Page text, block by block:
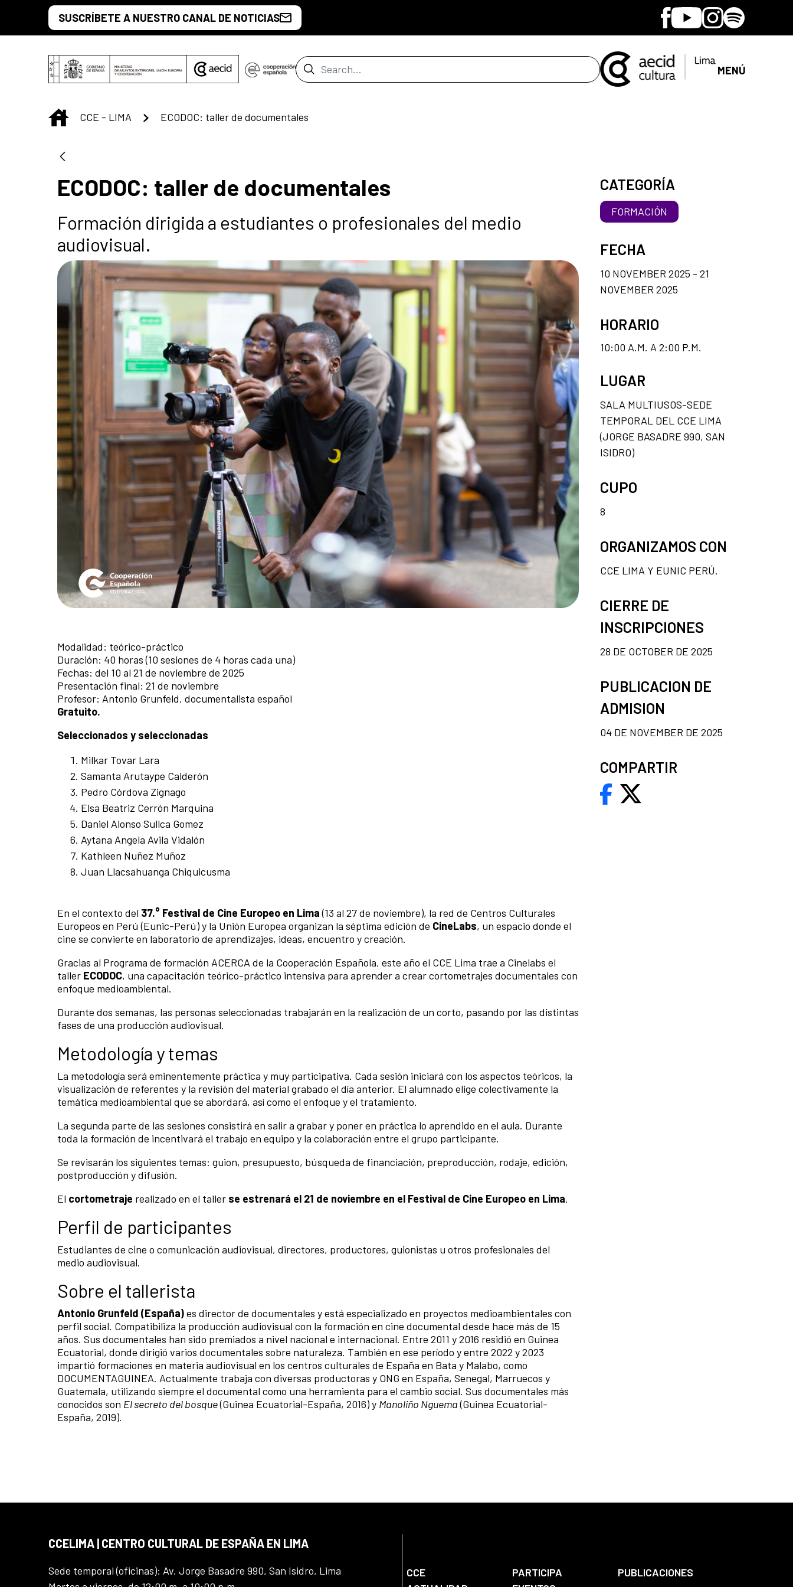
Skip to Main ContentSUSCRÍBETE A NUESTRO CANAL DE NOTICIAS Facebook
YoutubeInstagram
Spotify
Search Bar MENÚ
INICIO
CCE - LIMA ECODOC: taller de documentales
ECODOC: taller de documentales
Formación dirigida a estudiantes o profesionales del medio
audiovisual.
Modalidad: teórico-práctico
Duración: 40 horas (10 sesiones de 4 horas cada una)
Fechas: del 10 al 21 de noviembre de 2025
Presentación final: 21 de noviembre
Profesor: Antonio Grunfeld, documentalista español
Gratuito.
Seleccionados y seleccionadas
Milkar Tovar Lara
Samanta Arutaype Calderón
Pedro Córdova Zignago
Elsa Beatriz Cerrón Marquina
Daniel Alonso Sullca Gomez
Aytana Angela Avila Vidalón
Kathleen Nuñez Muñoz
Juan Llacsahuanga Chiquicusma
En el contexto del 37.° Festival de Cine Europeo en Lima(13 al 27 de noviembre), la red de Centros Culturales
Europeos en Perú (Eunic-Perú) y la Unión Europea organizan la séptima edición de CineLabs, un espacio donde el
cine se convierte en laboratorio de aprendizajes, ideas, encuentro y creación.
Gracias al Programa de formación ACERCA de la Cooperación Española, este año el CCE Lima trae a Cinelabs el
taller ECODOC, una capacitación teórico-práctico intensiva para aprender a crear cortometrajes documentales con
enfoque medioambiental.
Durante dos semanas, las personas seleccionadas trabajarán en la realización de un corto, pasando por las distintas
fases de una producción audiovisual.
Metodología y temas
La metodología será eminentemente práctica y muy participativa. Cada sesión iniciará con los aspectos teóricos, la
visualización de referentes y la revisión del material grabado el día anterior. El alumnado elige colectivamente la
temática medioambiental que se abordará, así como el enfoque y el tratamiento.
La segunda parte de las sesiones consistirá en salir a grabar y poner en práctica lo aprendido en el aula. Durante
toda la formación de incentivará el trabajo en equipo y la colaboración entre el grupo participante.
Se revisarán los siguientes temas: guion, presupuesto, búsqueda de financiación, preproducción, rodaje, edición,
postproducción y difusión.
El cortometraje realizado en el taller se estrenará el 21 de noviembre en el Festival de Cine Europeo en Lima.
Perfil de participantes
Estudiantes de cine o comunicación audiovisual, directores, productores, guionistas u otros profesionales del
medio audiovisual.
Sobre el tallerista
Antonio Grunfeld (España)es director de documentales y está especializado en proyectos medioambientales con
perfil social. Compatibiliza la producción audiovisual con la formación en cine documental desde hace más de 15
años. Sus documentales han sido premiados a nivel nacional e internacional. Entre 2011 y 2016 residió en Guinea
Ecuatorial, donde dirigió varios documentales sobre naturaleza. También en ese período y entre 2022 y 2023
impartió formaciones en materia audiovisual en los centros culturales de España en Bata y Malabo, como
DOCUMENTAGUINEA. Actualmente trabaja con diversas productoras y ONG en España, Senegal, Marruecos y
Guatemala, utilizando siempre el documental como una herramienta para el cambio social. Sus documentales más
conocidos son El secreto del bosque(Guinea Ecuatorial-España, 2016) y Manoliño Nguema(Guinea Ecuatorial-
España, 2019).
CATEGORÍA
FORMACIÓN
FECHA
10 NOVEMBER 2025 - 21
NOVEMBER 2025
HORARIO
10:00 A.M. A 2:00 P.M.
LUGAR
SALA MULTIUSOS-SEDE
TEMPORAL DEL CCE LIMA
(JORGE BASADRE 990, SAN
ISIDRO)
CUPO
8
ORGANIZAMOS CON
CCE LIMA Y EUNIC PERÚ.
CIERRE DE
INSCRIPCIONES
28 DE OCTOBER DE 2025
PUBLICACION DE
ADMISION
04 DE NOVEMBER DE 2025
COMPARTIR
CCELIMA | CENTRO CULTURAL DE ESPAÑA EN LIMA
Sede temporal (oficinas): Av. Jorge Basadre 990, San Isidro, Lima
CCE PARTICIPA
PUBLICACIONES